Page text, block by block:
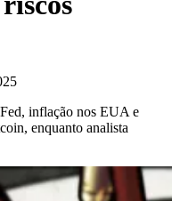
inflação nos EUA e
enquanto analista